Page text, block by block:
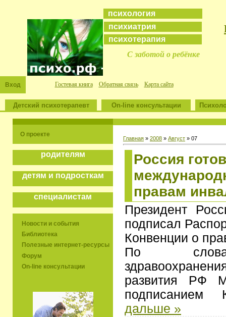
психология
психиатрия
психотерапия
С заботой о ребёнке
Вход Гостевая книга Обратная связь Карта сайта
Детский психотерапевт On-line консультации
О проекте
родителям
детям и подросткам
специалистам
Новости и события
Библиотека
Полезные интернет-ресурсы
Форум
On-line консультации
Главная » 2008 » Август » 07
Россия
правам
Президент
подписал
Конвенции о
По
развития РФ
дальше »